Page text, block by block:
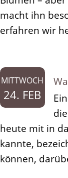
macht ihn
erfahren wir
MITTWOCH
24. FEB
heute mit in
kannte,
können,